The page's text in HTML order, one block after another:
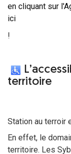
en cliquant sur
ici
!
territoire
Station au terroir
En effet, le
territoire. Les